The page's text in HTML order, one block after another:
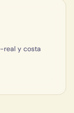
real y costa